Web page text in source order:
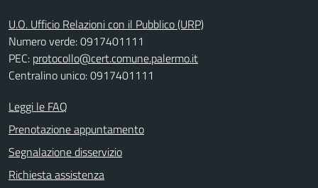
U.O. Ufficio Relazioni con il Pubblico (URP)
Numero verde: 0917401111
PEC: protocollo@cert.comune.palermo.it
Centralino unico: 0917401111
Leggi le FAQ
Prenotazione appuntamento
Segnalazione disservizio
Richiesta assistenza